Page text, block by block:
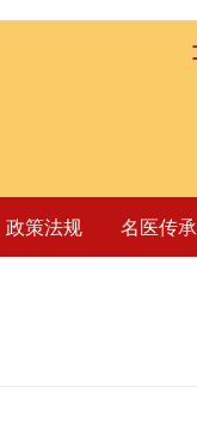
政策法规 名医传承